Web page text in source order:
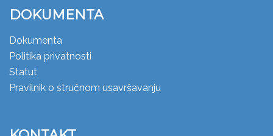
DOKUMENTA
Dokumenta
Politika privatnosti
Statut
Pravilnik o stručnom usavršavanju